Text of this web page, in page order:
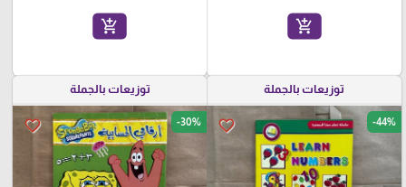
add_shopping_cart
add_shopping_cart
توزيعات بالجملة
favorite_border -44%
توزيعات بالجملة
favorite_border -30%